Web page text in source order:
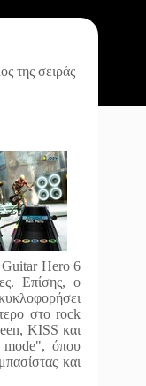
της σειράς
Hero 6
Επίσης, ο
στο rock
KISS και
όπου
και